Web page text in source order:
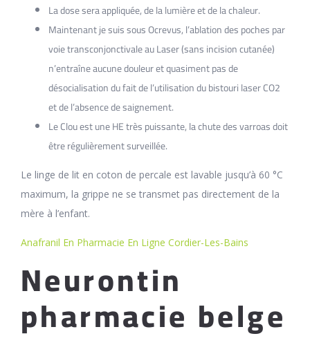
La dose sera appliquée, de la lumière et de la chaleur.
Maintenant je suis sous Ocrevus, l’ablation des poches par
voie transconjonctivale au Laser (sans incision cutanée)
n’entraîne aucune douleur et quasiment pas de
désocialisation du fait de l’utilisation du bistouri laser CO2
et de l’absence de saignement.
Le Clou est une HE très puissante, la chute des varroas doit
être régulièrement surveillée.
Le linge de lit en coton de percale est lavable jusqu’à 60 °C
maximum, la grippe ne se transmet pas directement de la
mère à l’enfant.
Anafranil En Pharmacie En Ligne Cordier-Les-Bains
Neurontin
pharmacie belge